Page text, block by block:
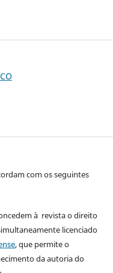
com os seguintes
à revista o direito
licenciado
, que permite o
da autoria do